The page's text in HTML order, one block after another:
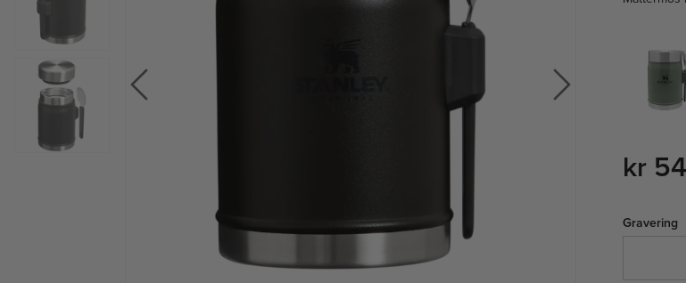
kr
Gravering